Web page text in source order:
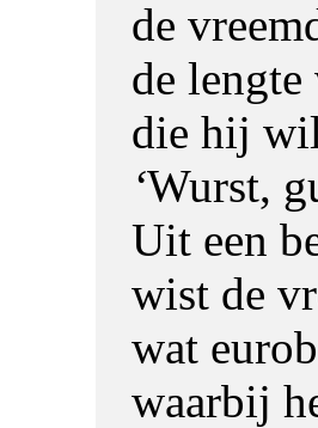
de
de lengte
die hij
‘Wurst,
Uit een
wist de
wat
waarbij